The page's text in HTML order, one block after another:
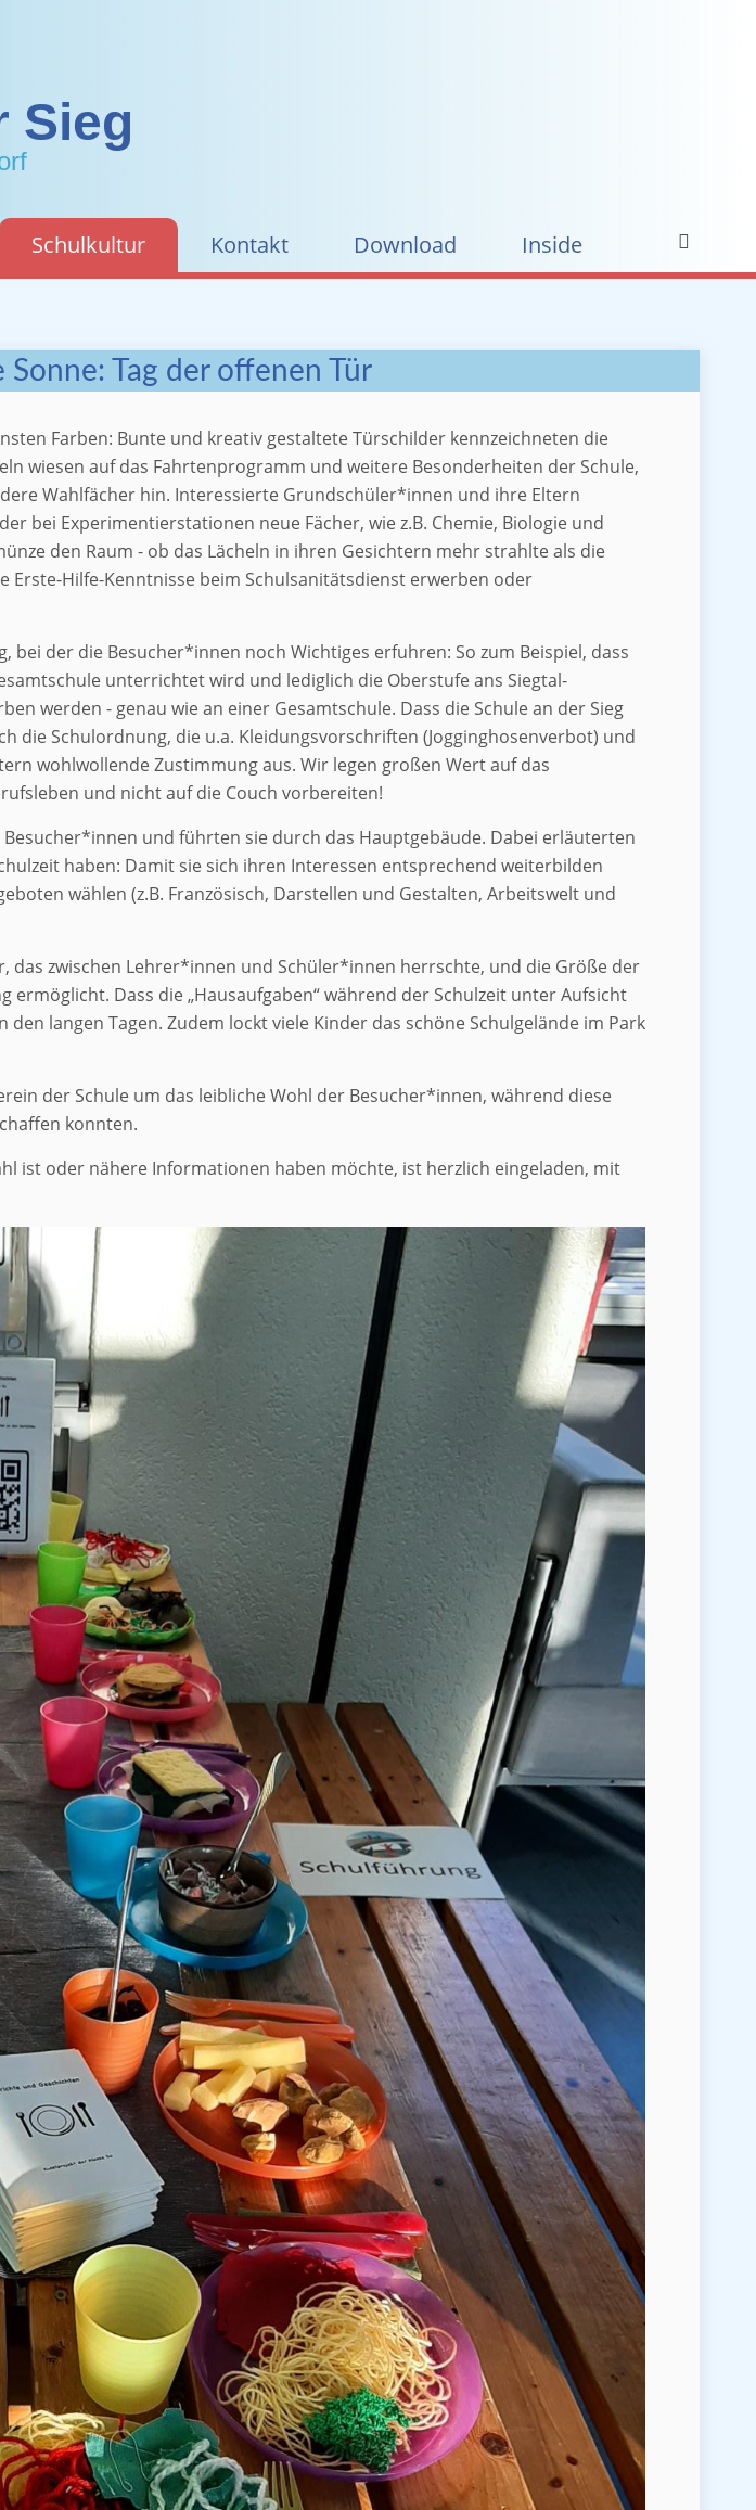
Sieg
Schulkultur Kontakt Download Inside
Tag der offenen Tür
Farben: Bunte und kreativ gestaltete Türschilder kennzeichneten die
wiesen auf das Fahrtenprogramm und weitere Besonderheiten der Schule,
Wahlfächer hin. Interessierte Grundschüler*innen und ihre Eltern
bei Experimentierstationen neue Fächer, wie z.B. Chemie, Biologie und
den Raum - ob das Lächeln in ihren Gesichtern mehr strahlte als die
Erste-Hilfe-Kenntnisse beim Schulsanitätsdienst erwerben oder
der die Besucher*innen noch Wichtiges erfuhren: So zum Beispiel, dass
unterrichtet wird und lediglich die Oberstufe ans Siegtal-
werden - genau wie an einer Gesamtschule. Dass die Schule an der Sieg
die Schulordnung, die u.a. Kleidungsvorschriften (Jogginghosenverbot) und
wohlwollende Zustimmung aus. Wir legen großen Wert auf das
und nicht auf die Couch vorbereiten!
und führten sie durch das Hauptgebäude. Dabei erläuterten
haben: Damit sie sich ihren Interessen entsprechend weiterbilden
wählen (z.B. Französisch, Darstellen und Gestalten, Arbeitswelt und
zwischen Lehrer*innen und Schüler*innen herrschte, und die Größe der
Dass die „Hausaufgaben“ während der Schulzeit unter Aufsicht
langen Tagen. Zudem lockt viele Kinder das schöne Schulgelände im Park
der Schule um das leibliche Wohl der Besucher*innen, während diese
konnten.
ist oder nähere Informationen haben möchte, ist herzlich eingeladen, mit